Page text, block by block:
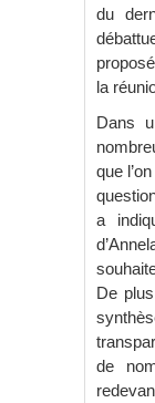
du
la
Dans
que
a
De
de